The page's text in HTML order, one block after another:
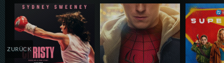
Details,Play Details,Play
ZURÜCK